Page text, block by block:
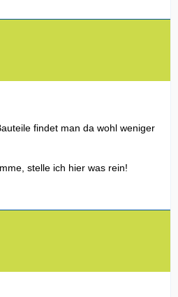
findet man da wohl weniger
stelle ich hier was rein!